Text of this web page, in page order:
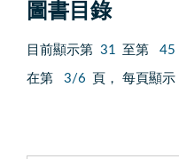
圖書目錄
目前顯示第 31 至第 45
在第 3/6 頁， 每頁顯示